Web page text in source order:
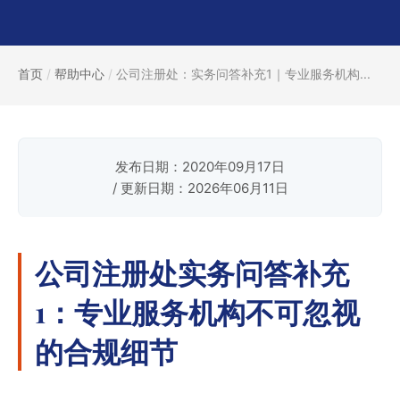
首页 / 帮助中心 / 公司注册处：实务问答补充1｜专业服务机构...
发布日期：2020年09月17日
/ 更新日期：2026年06月11日
公司注册处实务问答补充
1：专业服务机构不可忽视
的合规细节